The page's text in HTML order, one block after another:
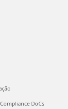
DoCs